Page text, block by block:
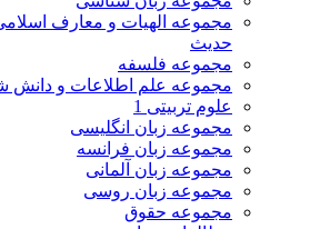
مجموعه الهیات و معارف
حدیث
مجموعه فلسفه
مجموعه علم اطلاعات و دانش
علوم تربیتی 1
مجموعه زبان انگلیسی
مجموعه زبان فرانسه
مجموعه زبان آلمانی
مجموعه زبان روسی
مجموعه حقوق